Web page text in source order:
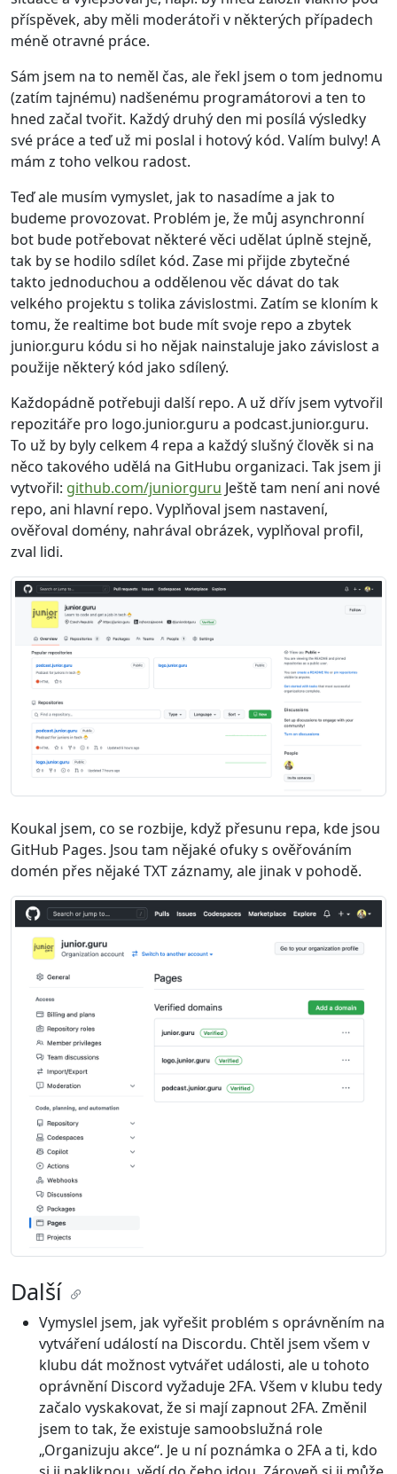
příspěvek, aby měli moderátoři v některých případech
méně otravné práce.
Sám jsem na to neměl čas, ale řekl jsem o tom jednomu
(zatím tajnému) nadšenému programátorovi a ten to
hned začal tvořit. Každý druhý den mi posílá výsledky
své práce a teď už mi poslal i hotový kód. Valím bulvy! A
mám z toho velkou radost.
Teď ale musím vymyslet, jak to nasadíme a jak to
budeme provozovat. Problém je, že můj asynchronní
bot bude potřebovat některé věci udělat úplně stejně,
tak by se hodilo sdílet kód. Zase mi přijde zbytečné
takto jednoduchou a oddělenou věc dávat do tak
velkého projektu s tolika závislostmi. Zatím se kloním k
tomu, že realtime bot bude mít svoje repo a zbytek
junior.guru kódu si ho nějak nainstaluje jako závislost a
použije některý kód jako sdílený.
Každopádně potřebuji další repo. A už dřív jsem vytvořil
repozitáře pro logo.junior.guru a podcast.junior.guru.
To už by byly celkem 4 repa a každý slušný člověk si na
něco takového udělá na GitHubu organizaci. Tak jsem ji
vytvořil: github.com/juniorguru Ještě tam není ani nové
repo, ani hlavní repo. Vyplňoval jsem nastavení,
ověřoval domény, nahrával obrázek, vyplňoval profil,
zval lidi.
Koukal jsem, co se rozbije, když přesunu repa, kde jsou
GitHub Pages. Jsou tam nějaké ofuky s ověřováním
domén přes nějaké TXT záznamy, ale jinak v pohodě.
Další
Vymyslel jsem, jak vyřešit problém s oprávněním na
vytváření událostí na Discordu. Chtěl jsem všem v
klubu dát možnost vytvářet události, ale u tohoto
oprávnění Discord vyžaduje 2FA. Všem v klubu tedy
začalo vyskakovat, že si mají zapnout 2FA. Změnil
jsem to tak, že existuje samoobslužná role
„Organizuju akce“. Je u ní poznámka o 2FA a ti, kdo